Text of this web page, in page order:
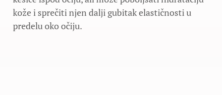
kože i sprečiti njen dalji gubitak elastičnosti u
predelu oko očiju.